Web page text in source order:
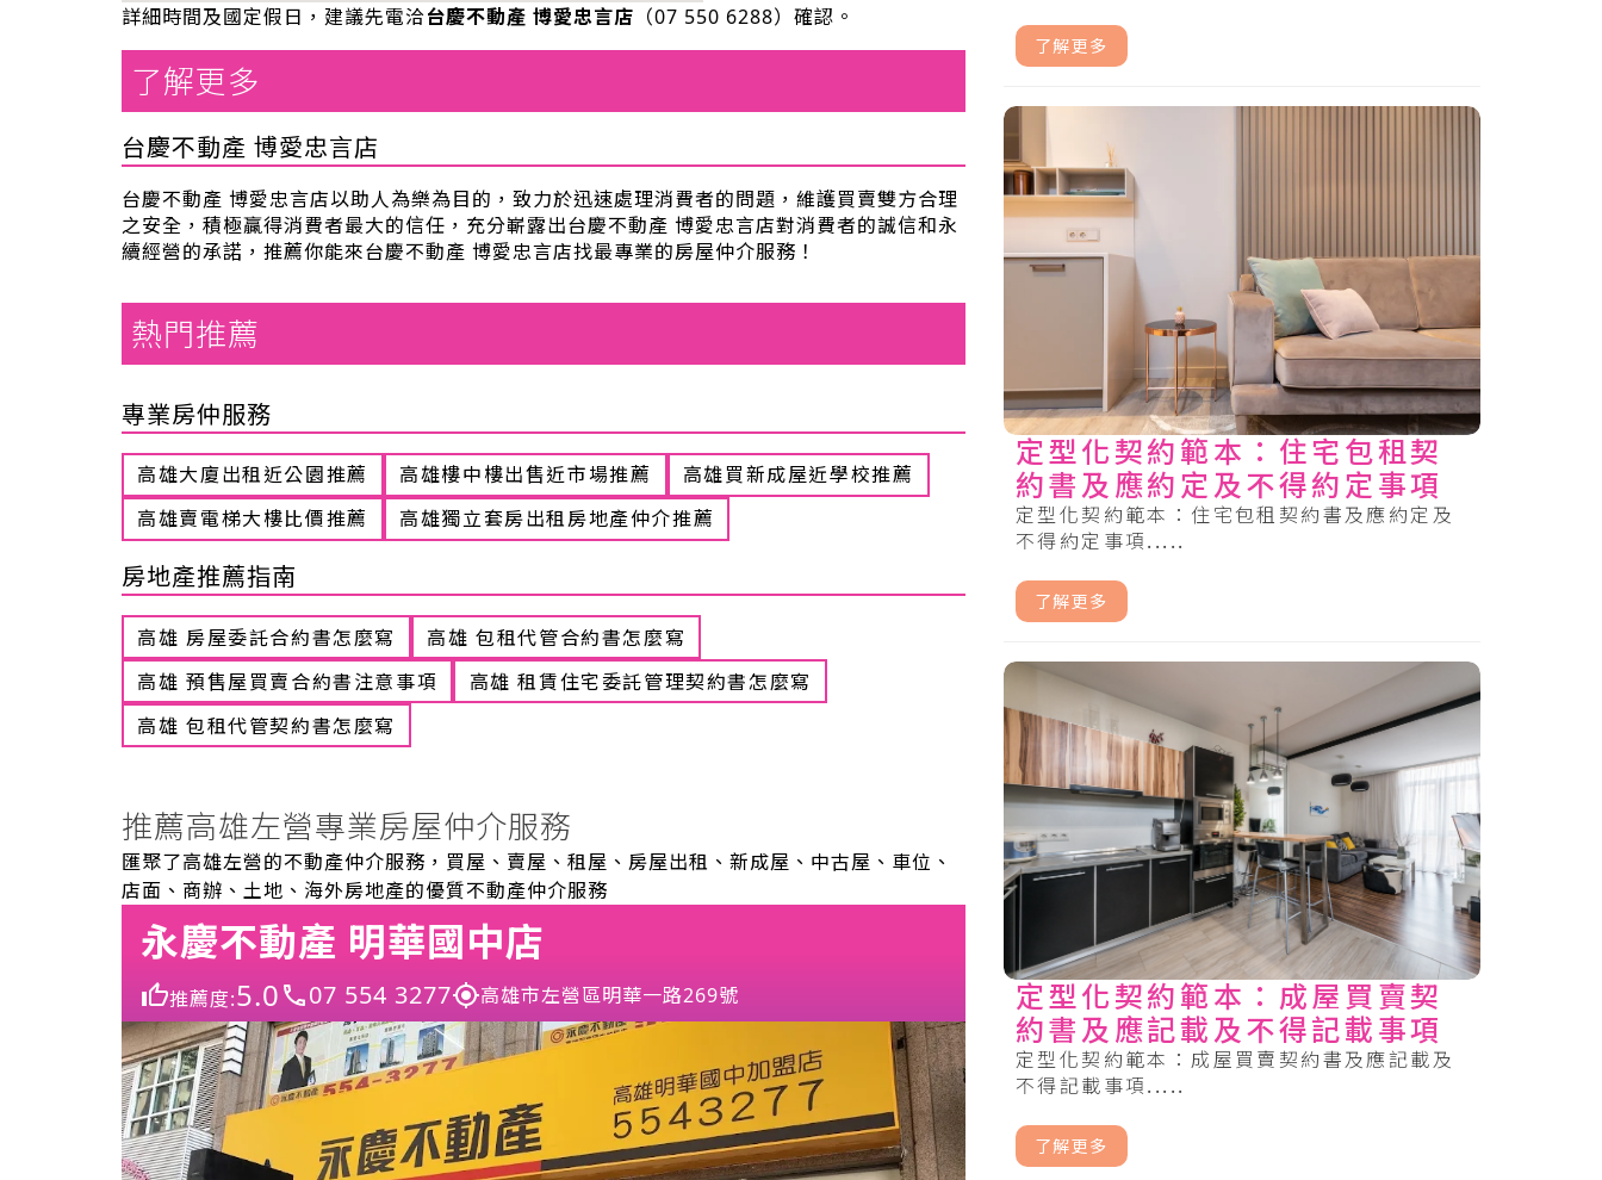
詳細時間及國定假日，建議先電洽台慶不動產 博愛忠言店 （07 550 6288）確認。
了解更多
台慶不動產 博愛忠言店
台慶不動產 博愛忠言店以助人為樂為目的，致力於迅速處理消費者的問題，維護買賣雙方合理
之安全，積極贏得消費者最大的信任，充分嶄露出台慶不動產 博愛忠言店對消費者的誠信和永
續經營的承諾，推薦你能來台慶不動產 博愛忠言店找最專業的房屋仲介服務！
熱門推薦
專業房仲服務
高雄大廈出租近公園推薦 高雄樓中樓出售近市場推薦
高雄買新成屋近學校推薦
高雄賣電梯大樓比價推薦
高雄獨立套房出租房地產仲介推薦
房地產推薦指南
高雄 房屋委託合約書怎麼寫
高雄 包租代管合約書怎麼寫
高雄 預售屋買賣合約書注意事項
高雄 租賃住宅委託管理契約書怎麼寫
高雄 包租代管契約書怎麼寫
推薦高雄左營專業房屋仲介服務
匯聚了高雄左營的不動產仲介服務，買屋、賣屋、租屋、房屋出租、新成屋、中古屋、車位、
店面、商辦、土地、海外房地產的優質不動產仲介服務
永慶不動產 明華國中店
推薦度:5.0 07 554 3277 高雄市左營區明華一路269號
了解更多
定型化契約範本：住宅包租契
約書及應約定及不得約定事項
定型化契約範本：住宅包租契約書及應約定及
不得約定事項.....
了解更多
定型化契約範本：成屋買賣契
約書及應記載及不得記載事項
定型化契約範本：成屋買賣契約書及應記載及
不得記載事項.....
了解更多